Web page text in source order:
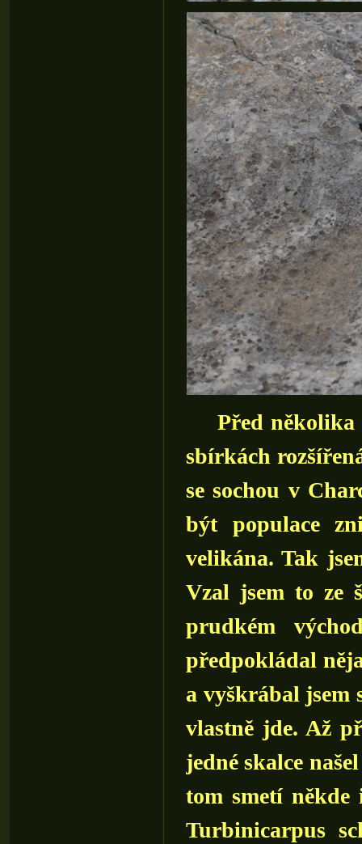
Před několika
sbírkách
se sochou v
být populace
velikána. Tak
Vzal jsem to ze
prudkém
předpokládal
a vyškrábal jsem
vlastně jde. Až
jedné skalce
tom smetí
Turbinicarpus